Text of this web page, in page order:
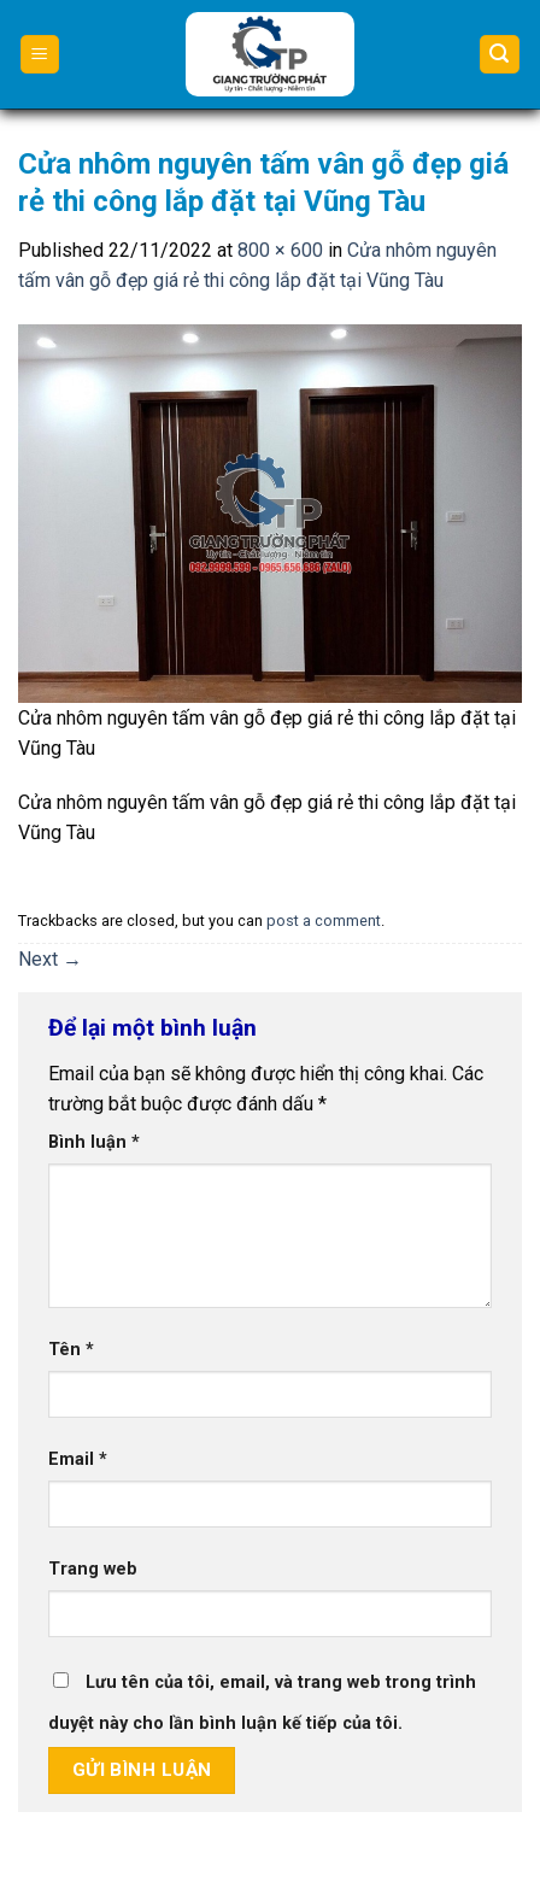
content
Cửa nhôm nguyên tấm vân gỗ đẹp giá
rẻ thi công lắp đặt tại Vũng Tàu
Published 22/11/2022 at 800 × 600 in Cửa nhôm nguyên
tấm vân gỗ đẹp giá rẻ thi công lắp đặt tại Vũng Tàu
Cửa nhôm nguyên tấm vân gỗ đẹp giá rẻ thi công lắp đặt tại
Vũng Tàu
Cửa nhôm nguyên tấm vân gỗ đẹp giá rẻ thi công lắp đặt tại
Vũng Tàu
Trackbacks are closed, but you can post a comment.
Next →
Để lại một bình luận
Email của bạn sẽ không được hiển thị công khai. Các
trường bắt buộc được đánh dấu *
Bình luận *
Tên *
Email *
Trang web
Lưu tên của tôi, email, và trang web trong trình
duyệt này cho lần bình luận kế tiếp của tôi.